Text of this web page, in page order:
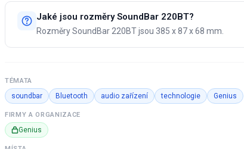
Jaké jsou rozměry SoundBar 220BT?
Rozměry SoundBar 220BT jsou 385 x 87 x 68 mm.
TÉMATA
soundbar Bluetooth audio zařízení technologie Genius
FIRMY A ORGANIZACE
Genius